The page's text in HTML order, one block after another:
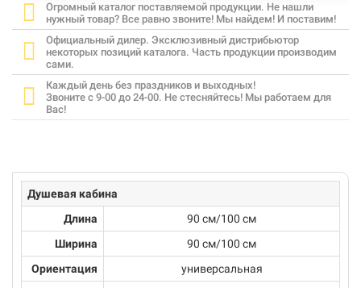
Огромный каталог поставляемой продукции. Не нашли
нужный товар? Все равно звоните! Мы найдем! И поставим!
Официальный дилер. Эксклюзивный дистрибьютор
некоторых позиций каталога. Часть продукции производим
сами.
Каждый день без праздников и выходных!
Звоните с 9-00 до 24-00. Не стесняйтесь! Мы работаем для
Вас!
Душевая кабина
Длина
90 см/100 см
Ширина
90 см/100 см
Ориентация
универсальная